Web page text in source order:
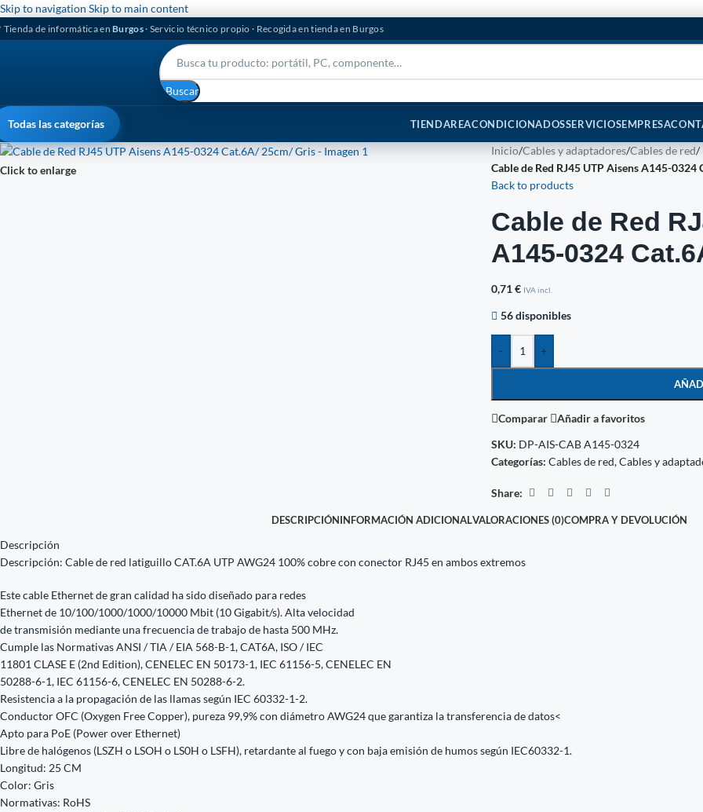
Skip to navigation Skip to main content
Tienda de informática en Burgos· Servicio técnico propio · Recogida en tienda en Burgos
Buscar
Todas las categorías TIENDAREACONDICIONADOSSERVICIOSEMPRESA
Click to enlarge
Inicio/Cables y adaptadores/Cables de red/
Cable de Red RJ45 UTP Aisens A145-
Back to products
Cable de Red
A145-0324
0,71€ IVA incl.
56 disponibles
- +
Comparar
Añadir a favoritos
SKU: DP-AIS-CAB A145-0324
Categorías: Cables de red,Cables y
Share:
DESCRIPCIÓNINFORMACIÓN ADICIONALVALORACIONES (0)COMPRA Y DEVOLUCIÓN
Descripción
Descripción: Cable de red latiguillo CAT.6A UTP AWG24 100% cobre con conector RJ45 en ambos extremos
Este cable Ethernet de gran calidad ha sido diseñado para redes
Ethernet de 10/100/1000/1000/10000 Mbit (10 Gigabit/s). Alta velocidad
de transmisión mediante una frecuencia de trabajo de hasta 500 MHz.
Cumple las Normativas ANSI / TIA / EIA 568-B-1, CAT6A, ISO / IEC
11801 CLASE E (2nd Edition), CENELEC EN 50173-1, IEC 61156-5, CENELEC EN
50288-6-1, IEC 61156-6, CENELEC EN 50288-6-2.
Resistencia a la propagación de las llamas según IEC 60332-1-2.
Conductor OFC (Oxygen Free Copper), pureza 99,9% con diámetro AWG24 que garantiza la transferencia de datos<
Apto para PoE (Power over Ethernet)
Libre de halógenos (LSZH o LSOH o LS0H o LSFH), retardante al fuego y con baja emisión de humos según IEC60332-1.
Longitud: 25 CM
Color: Gris
Normativas: RoHS